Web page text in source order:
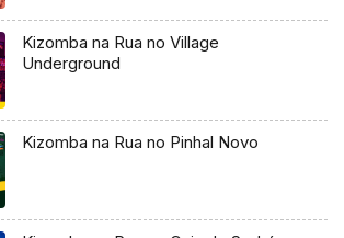
Kizomba na Rua no Village
Underground
Kizomba na Rua no Pinhal Novo